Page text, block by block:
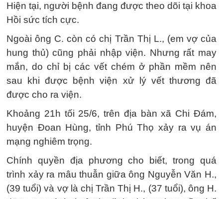
Hiện tại, người bệnh đang được theo dõi tại khoa
Hồi sức tích cực.
Ngoài ông C. còn có chị Trần Thị L., (em vợ của
hung thủ) cũng phải nhập viện. Nhưng rất may
mắn, do chỉ bị các vết chém ở phần mềm nên
sau khi được bệnh viện xử lý vết thương đã
được cho ra viện.
Khoảng 21h tối 25/6, trên địa bàn xã Chi Đám,
huyện Đoan Hùng, tỉnh Phú Thọ xảy ra vụ án
mạng nghiêm trọng.
Chính quyền địa phương cho biết, trong quá
trình xảy ra mâu thuẫn giữa ông Nguyễn Văn H.,
(39 tuổi) và vợ là chị Trần Thị H., (37 tuổi), ông H.